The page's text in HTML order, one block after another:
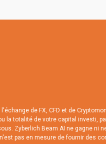
l'échange de FX, CFD et de
la totalité de votre capital investi,
Zyberlich Beam AI ne gagne ni
pas en mesure de fournir des